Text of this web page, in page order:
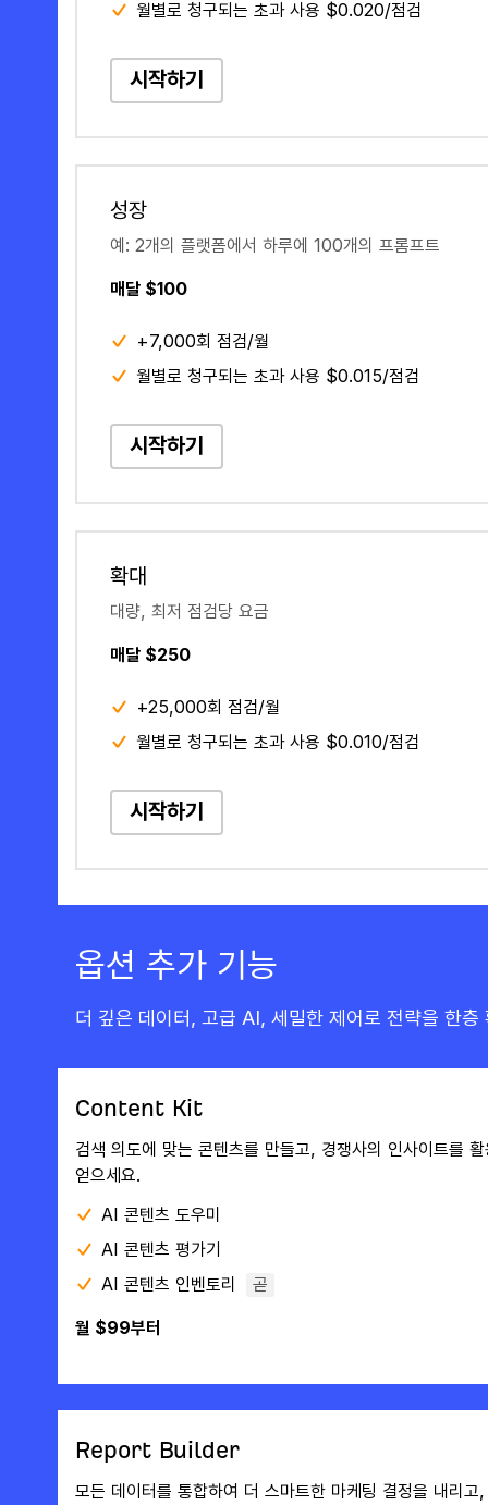
월별로 청구되는 초과 사용 $0.020/점검
시작하기
성장
예: 2개의 플랫폼에서 하루에 100개의 프롬프트
매달 $100
+7,000회 점검/월
월별로 청구되는 초과 사용 $0.015/점검
시작하기
확대
대량, 최저 점검당 요금
매달 $250
+25,000회 점검/월
월별로 청구되는 초과 사용 $0.010/점검
시작하기
옵션 추가 기능
더 깊은 데이터, 고급 AI, 세밀한 제어로 전략을 한층
Content Kit
검색 의도에 맞는 콘텐츠를 만들고, 경쟁사의 인사이트를
얻으세요.
AI 콘텐츠 도우미
AI 콘텐츠 평가기
AI 콘텐츠 인벤토리
곧
월 $99부터
Report Builder
모든 데이터를 통합하여 더 스마트한 마케팅 결정을 내리